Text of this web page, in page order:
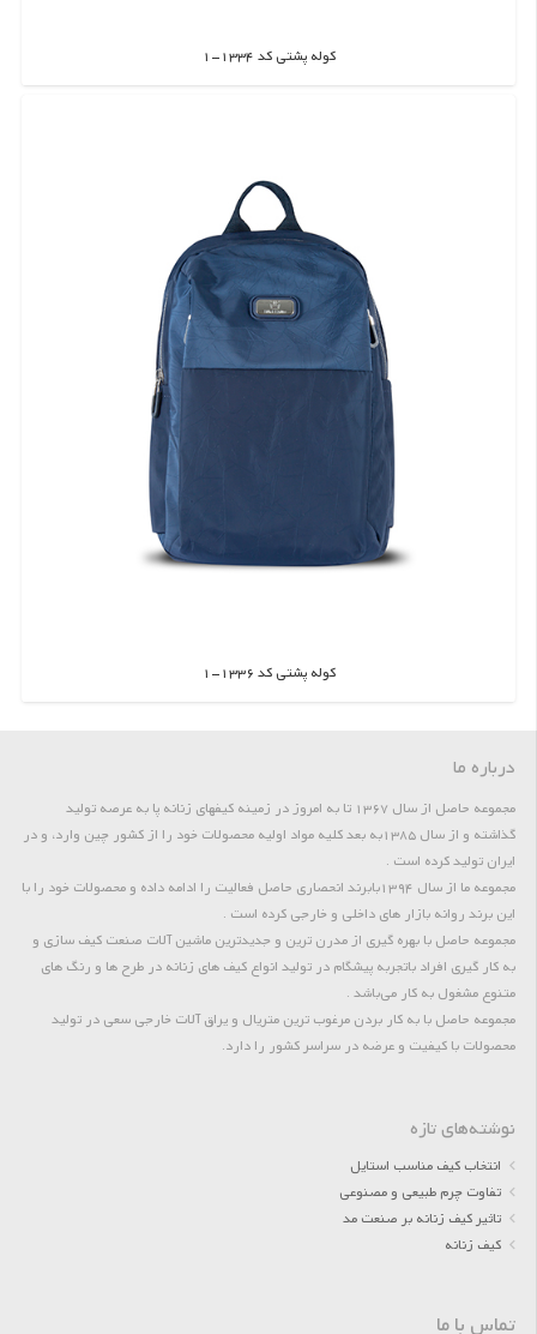
کوله پشتی کد 1334-1
اطلاعات بیشتر
کوله پشتی کد 1336-1
اطلاعات بیشتر
درباره ما
مجموعه حاصل از سال 1367 تا به امروز در زمینه کیفهای زنانه پا به عرصه تولید
گذاشته و از سال 1385به بعد کلیه مواد اولیه محصولات خود را از کشور چین وارد، و در
ایران تولید کرده است .
مجموعه ما از سال 1394بابرند انحصاری حاصل فعالیت را ادامه داده و محصولات خود را با
این برند روانه بازار های داخلی و خارجی کرده است .
مجموعه حاصل با بهره گیری از مدرن ترین و جدیدترین ماشین آلات صنعت کیف سازی و
به کار گیری افراد باتجربه پیشگام در تولید انواع کیف های زنانه در طرح ها و رنگ های
متنوع مشغول به کار می‌باشد .
مجموعه حاصل با به کار بردن مرغوب ترین متریال و یراق آلات خارجی سعی در تولید
محصولات با کیفیت و عرضه در سراسر کشور را دارد.
نوشته‌های تازه
انتخاب کیف مناسب استایل
تفاوت چرم طبیعی و مصنوعی
تاثیر کیف زنانه بر صنعت مد
کیف زنانه
تماس با ما